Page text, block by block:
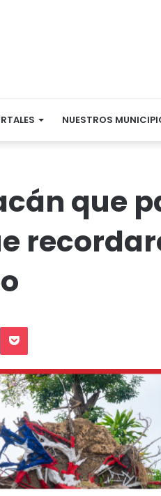
NUESTROS
que
Pocket